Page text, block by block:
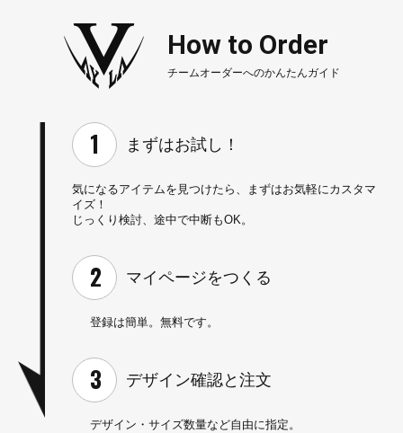
How to Order
チームオーダーへのかんたんガイド
まずはお試し！
気になるアイテムを見つけたら、
まずはお気軽にカスタマ
イズ！
じっくり検討、途中で中断もOK。
マイページをつくる
登録は簡単。無料です。
デザイン確認と注文
デザイン・サイズ数量など自由に指定。